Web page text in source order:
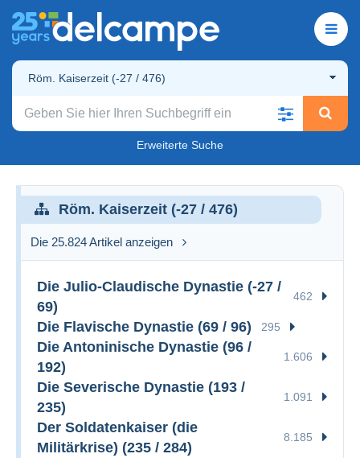
Röm. Kaiserzeit (-27 / 476)
Erweiterte Suche
Röm. Kaiserzeit (-27 / 476)
Die 25.824 Artikel anzeigen
Die Julio-Claudische Dynastie (-27 /
69)
462
Die Flavische Dynastie (69 / 96) 295
Die Antoninische Dynastie (96 /
192)
1.606
Die Severische Dynastie (193 /
235)
1.091
Der Soldatenkaiser (die
Militärkrise) (235 / 284)
8.185